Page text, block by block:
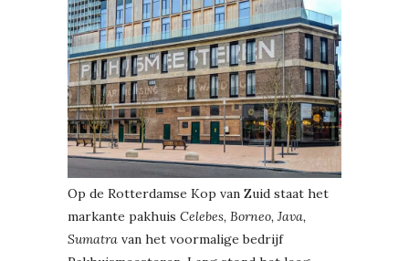
Op de Rotterdamse Kop van Zuid staat het
markante pakhuis Celebes, Borneo, Java,
Sumatra van het voormalige bedrijf